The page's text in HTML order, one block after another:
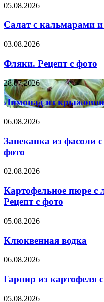
Рецепт
фото
Салат
кальмарами
омлетом.
с
фото
05.08.2026
Салат с кальмарами
Фляки.
с
фото
03.08.2026
Фляки. Рецепт с фото
Лимонад
из
крыжовника.
Рецепт
с
28.07.2026
Лимонад из
Запеканка
фасоли
с
шампиньонами.
с
06.08.2026
Запеканка из фасоли
фото
Картофельное
с
лисичками
(толчанка).
с
02.08.2026
Картофельное пюре с
Рецепт с фото
Клюквенная
05.08.2026
Клюквенная водка
Гарнир
картофеля
с
кукурузой.
06.08.2026
Гарнир из картофеля
Желе
05.08.2026